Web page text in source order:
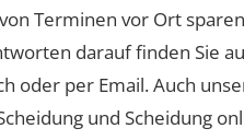
Terminen vor Ort
darauf finden Sie
oder per Email. Auch
und Scheidung